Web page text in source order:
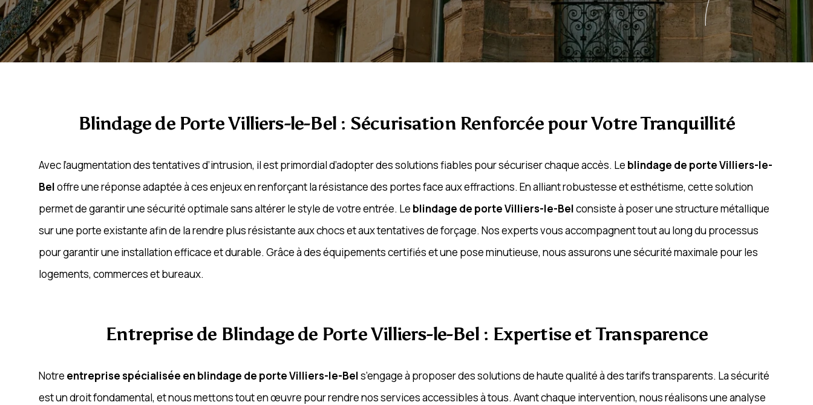
Blindage de Porte Villiers-le-Bel : Sécurisation Renforcée pour Votre Tranquillité
Avec l’augmentation des tentatives d’intrusion, il est primordial d’adopter des solutions fiables pour sécuriser chaque accès. Le blindage de porte Villiers-le-
Beloffre une réponse adaptée à ces enjeux en renforçant la résistance des portes face aux effractions. En alliant robustesse et esthétisme, cette solution
permet de garantir une sécurité optimale sans altérer le style de votre entrée. Le blindage de porte Villiers-le-Belconsiste à poser une structure métallique
sur une porte existante afin de la rendre plus résistante aux chocs et aux tentatives de forçage. Nos experts vous accompagnent tout au long du processus
pour garantir une installation efficace et durable. Grâce à des équipements certifiés et une pose minutieuse, nous assurons une sécurité maximale pour les
logements, commerces et bureaux.
Entreprise de Blindage de Porte Villiers-le-Bel : Expertise et Transparence
Notre entreprise spécialisée en blindage de porte Villiers-le-Bels’engage à proposer des solutions de haute qualité à des tarifs transparents. La sécurité
est un droit fondamental, et nous mettons tout en œuvre pour rendre nos services accessibles à tous. Avant chaque intervention, nous réalisons une analyse